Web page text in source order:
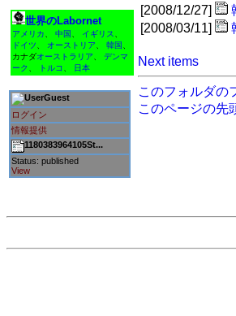
世界のLabornet
アメリカ 中国 イギリス
ドイツ
オーストリア 韓国
カナダオーストラリア
デンマ
ーク
トルコ 日本
Guest
ログイン
情報提供
1180383964105St...
Status: published
View
[2008/12/27]
[2008/03/11]
Next items
このフォルダの
このページの先